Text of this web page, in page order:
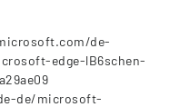
de-
edge-lB6schen-
de/microsoft-